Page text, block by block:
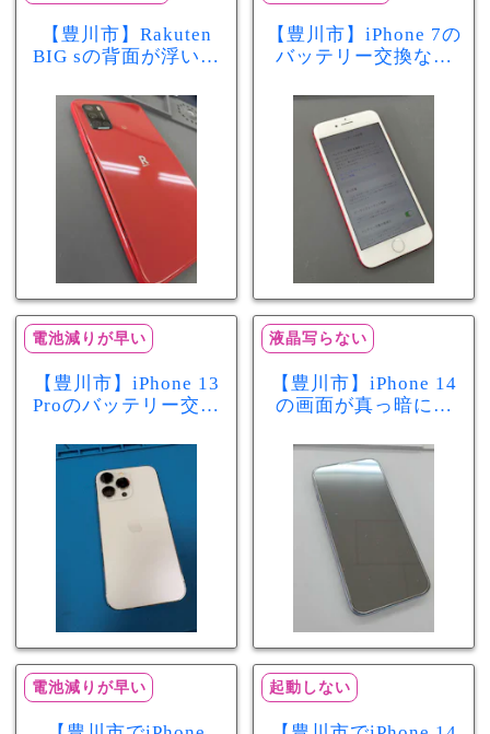
【豊川市】Rakuten
BIG sの背面が浮いて
リー膨張のサインか
もしれません！バッ
テリー交換修理事例
【豊川市】iPhone 7の
バッテリー交換なら
最大容量70％で電池
の減りが早い症状も
当日60分で改善
電池減りが早い
【豊川市】iPhone 13
Proのバッテリー交換
が早い症状も当日90
分で改善
液晶写らない
【豊川市】iPhone 14
の画面が真っ暗に…
修理！データそのま
まで復旧しました
電池減りが早い 起動しない